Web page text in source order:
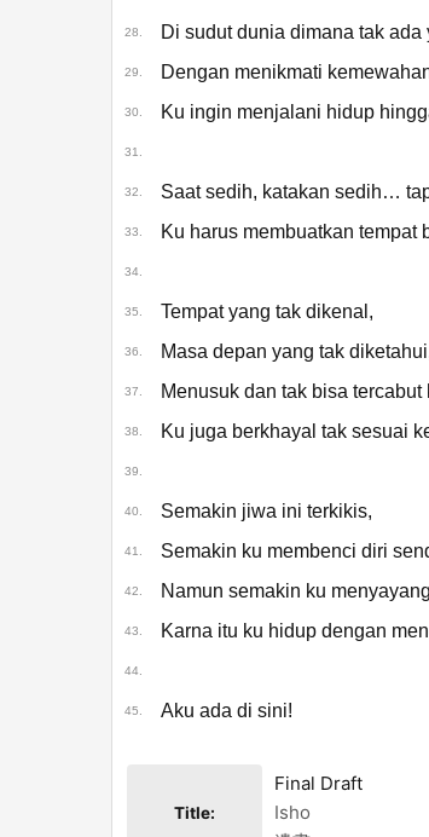
28. Di sudut dunia dimana tak
29. Dengan menikmati
30. Ku ingin menjalani hidup
31.
32. Saat sedih, katakan sedih…
33. Ku harus membuatkan tempat
34.
35. Tempat yang tak dikenal,
36. Masa depan yang tak
37. Menusuk dan tak bisa
38. Ku juga berkhayal tak sesuai
39.
40. Semakin jiwa ini terkikis,
41. Semakin ku membenci diri
42. Namun semakin ku
43. Karna itu ku hidup dengan
44.
45. Aku ada di sini!
Title:
Final Draft
Isho